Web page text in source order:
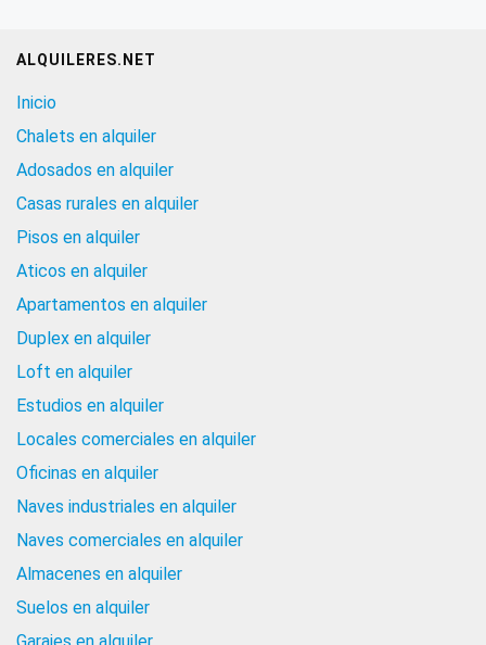
ALQUILERES.NET
Inicio
Chalets en alquiler
Adosados en alquiler
Casas rurales en alquiler
Pisos en alquiler
Aticos en alquiler
Apartamentos en alquiler
Duplex en alquiler
Loft en alquiler
Estudios en alquiler
Locales comerciales en alquiler
Oficinas en alquiler
Naves industriales en alquiler
Naves comerciales en alquiler
Almacenes en alquiler
Suelos en alquiler